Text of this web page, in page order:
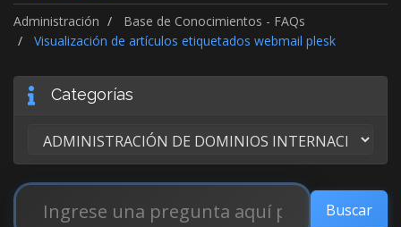
Administración
Base de Conocimientos - FAQs
Visualización de artículos etiquetados webmail plesk
Categorías